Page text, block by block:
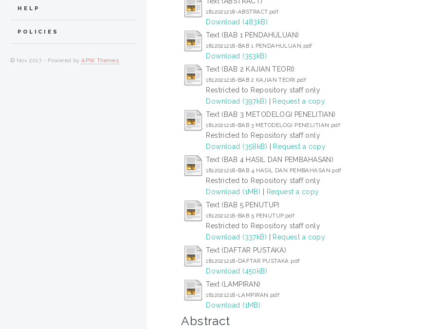
1812021218-ABSTRACT.pdf
Download (483kB)
Text (BAB 1 PENDAHULUAN)
1812021218-BAB 1 PENDAHULUAN.pdf
Download (353kB)
Text (BAB 2 KAJIAN TEORI)
1812021218-BAB 2 KAJIAN TEORI.pdf
Restricted to Repository staff only
Download (397kB) | Request a copy
Text (BAB 3 METODELOGI PENELITIAN)
1812021218-BAB 3 METODELOGI PENELITIAN.pdf
Restricted to Repository staff only
Download (358kB) | Request a copy
Text (BAB 4 HASIL DAN PEMBAHASAN)
1812021218-BAB 4 HASIL DAN PEMBAHASAN.pdf
Restricted to Repository staff only
Download (1MB) | Request a copy
Text (BAB 5 PENUTUP)
1812021218-BAB 5 PENUTUP.pdf
Restricted to Repository staff only
Download (337kB) | Request a copy
Text (DAFTAR PUSTAKA)
1812021218-DAFTAR PUSTAKA.pdf
Download (450kB)
Text (LAMPIRAN)
1812021218-LAMPIRAN.pdf
Download (1MB)
Abstract
HELP
POLICIES
© Nov 2017 - Powered byAPW Themes